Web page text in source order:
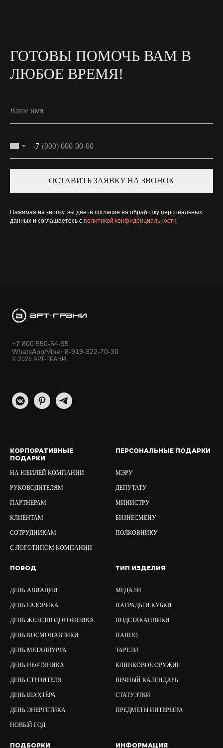
ГОТОВЫ ПОМОЧЬ ВАМ В
ЛЮБОЕ ВРЕМЯ!
+7
ОСТАВИТЬ ЗАЯВКУ НА ЗВОНОК
Нажимая на кнопку, вы даете согласие на обработку персональных
данных и соглашаетесь c политикой конфиденциальности
+7 800 550-54-95
WhatsApp/Viber 8-919-322-70-30
© 2026 АРТ-ГРАНИ
КОРПОРАТИВНЫЕ
ПОДАРКИ
НА ЮБИЛЕЙ КОМПАНИИ
РУКОВОДИТЕЛЯМ
ПАРТНЕРАМ
КЛИЕНТАМ
СОТРУДНИКАМ
С ЛОГОТИПОМ КОМПАНИИ
ПЕРСОНАЛЬНЫЕ ПОДАРКИ
МЭРУ
ДЕПУТАТУ
МИНИСТРУ
БИЗНЕСМЕНУ
ПОЛКОВНИКУ
ПОВОД
ДЕНЬ АВИАЦИИ
ДЕНЬ ГАЗОВИКА
ДЕНЬ ЖЕЛЕЗНОДОРОЖНИКА
ДЕНЬ КОСМОНАВТИКИ
ДЕНЬ МЕТАЛЛУРГА
ДЕНЬ НЕФТЯНИКА
ДЕНЬ СТРОИТЕЛЯ
ДЕНЬ ШАХТЁРА
ДЕНЬ ЭНЕРГЕТИКА
НОВЫЙ ГОД
ТИП ИЗДЕЛИЯ
МЕДАЛИ
НАГРАДЫ И КУБКИ
ПОДСТАКАННИКИ
ПАННО
ТАРЕЛИ
КЛИНКОВОЕ ОРУЖИЕ
ВЕЧНЫЙ КАЛЕНДАРЬ
СТАТУЭТКИ
ПРЕДМЕТЫ ИНТЕРЬЕРА
ПОДБОРКИ ИНФОРМАЦИЯ